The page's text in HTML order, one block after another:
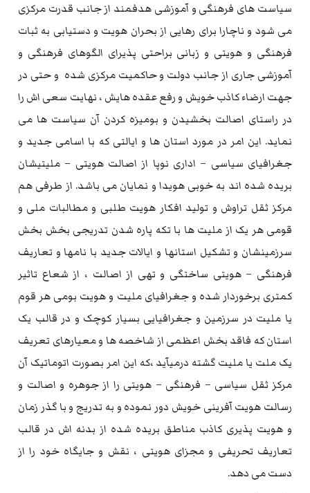
سیاست های فرهنگی و آموزشی هدفمند از جانب قدرت مرکزی
می شود و ناچارا برای رهایی از بحران هویت و دستیابی به ثبات
فرهنگی و هویتی و زبانی براحتی پذیرای الگوهای فرهنگی و
آموزشی جاری از جانب دولت و حاکمیت مرکزی شده و حتی در
جهت ارضاء کاذب خویش و رفع عقده هایش ، نهایت سعی اش را
در راستای اصالت بخشیدن و بومیزه کردن آن سیاست ها می
نماید. این امر در مورد استان ها و ایالتی که با اسامی جدید و
جغرافیای سیاسی – اداری نوپا از اصالت هویتی – ملیتیشان
بریده شده اند به خوبی هویدا و نمایان می باشد. از طرفی هم
مرکز ثقل تراوش و تولید افکار هویت طلبی و مطالبات ملی و
قومی هر یک از ملیت ها با تکه پاره شدن تدریجی بخش بخش
سرزمینشان و تشکیل استانها و ایالات جدید با نامها و تعاریف
فرهنگی – هویتی ساختگی و تهی از اصالت ، از شعاع تاثیر
کمتری برخوردار شده و جغرافیای ملیت و هویت بومی هر قوم
یا ملیت در سرزمین و جغرافیایی بسیار کوچک و در قالب یک
استان که فاقد بخش اعظمی از شاخصه ها و معیارهای تعریف
یک ملت یا ملیت گشته درمیآید ،که این امر بصورت اتوماتیک آن
مرکز ثقل سیاسی – فرهنگی – هویتی را از جوهره و اصالت و
رسالت هویت آفرینی خویش دور نموده و به تدریج و با گذر زمان
و هویت پذیری کاذب مناطق بریده شده از بدنه اش در قالب
تعاریف تحریفی و مجزای هویتی ، نقش و جایگاه خود را از
دست می دهد.